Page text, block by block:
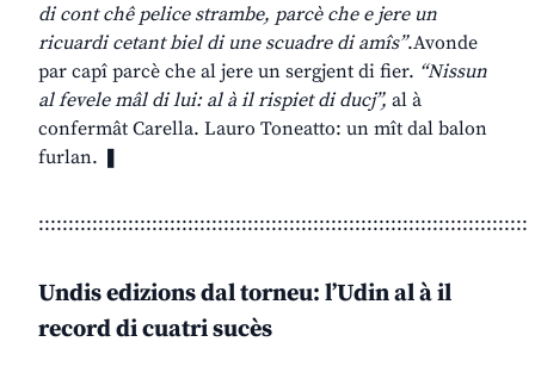
di cont chê pelice strambe, parcè che e jere un
ricuardi cetant biel di une scuadre di amîs”.Avonde
par capî parcè che al jere un sergjent di fier. “Nissun
al fevele mâl di lui: al à il rispiet di ducj”, al à
confermât Carella. Lauro Toneatto: un mît dal balon
furlan. ❚
::::::::::::::::::::::::::::::::::::::::::::::::::::::::::::::::::::::::::::::::::
Undis edizions dal torneu: l’Udin al à il
record di cuatri sucès